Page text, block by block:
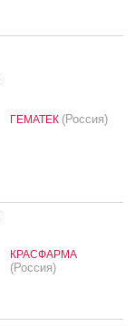
ГЕМАТЕК (Россия)
КРАСФАРМА
(Россия)